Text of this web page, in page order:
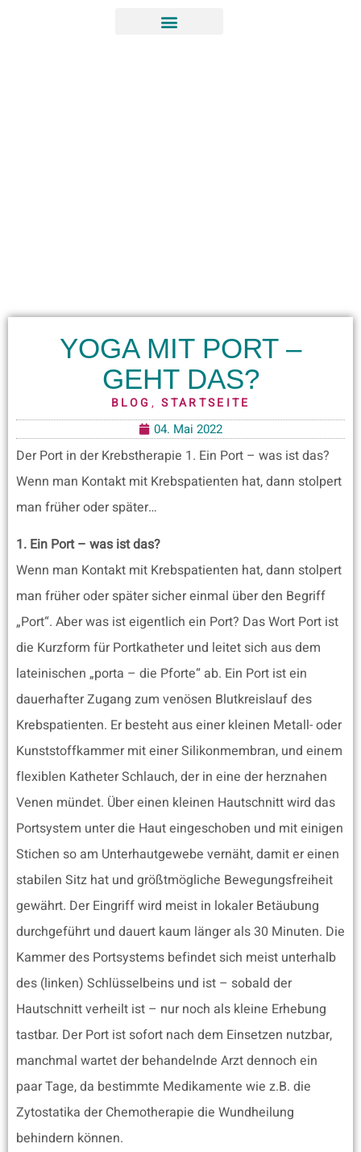
YOGA MIT PORT –
GEHT DAS?
BLOG ,STARTSEITE
04. Mai 2022
Der Port in der Krebstherapie 1. Ein Port – was ist das?
Wenn man Kontakt mit Krebspatienten hat, dann stolpert
man früher oder später…
1. Ein Port – was ist das?
Wenn man Kontakt mit Krebspatienten hat, dann stolpert
man früher oder später sicher einmal über den Begriff
„Port“. Aber was ist eigentlich ein Port? Das Wort Port ist
die Kurzform für Portkatheter und leitet sich aus dem
lateinischen „porta – die Pforte“ ab. Ein Port ist ein
dauerhafter Zugang zum venösen Blutkreislauf des
Krebspatienten. Er besteht aus einer kleinen Metall- oder
Kunststoffkammer mit einer Silikonmembran, und einem
flexiblen Katheter Schlauch, der in eine der herznahen
Venen mündet. Über einen kleinen Hautschnitt wird das
Portsystem unter die Haut eingeschoben und mit einigen
Stichen so am Unterhautgewebe vernäht, damit er einen
stabilen Sitz hat und größtmögliche Bewegungsfreiheit
gewährt. Der Eingriff wird meist in lokaler Betäubung
durchgeführt und dauert kaum länger als 30 Minuten. Die
Kammer des Portsystems befindet sich meist unterhalb
des (linken) Schlüsselbeins und ist – sobald der
Hautschnitt verheilt ist – nur noch als kleine Erhebung
tastbar. Der Port ist sofort nach dem Einsetzen nutzbar,
manchmal wartet der behandelnde Arzt dennoch ein
paar Tage, da bestimmte Medikamente wie z.B. die
Zytostatika der Chemotherapie die Wundheilung
behindern können.